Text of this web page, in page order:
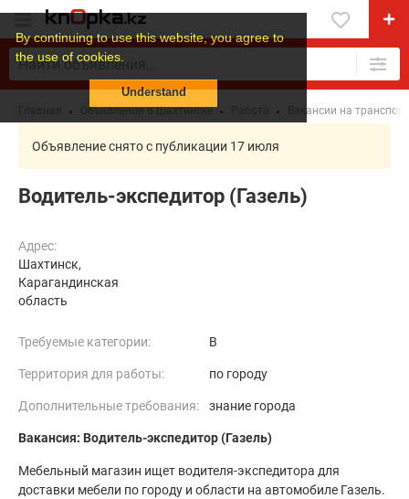
By continuing to use this website, you agree to
the use of cookies.
Understand
Объявления в Шахтинске Вакансии на
Объявление снято с публикации 17 июля
Водитель-экспедитор (Газель)
Адрес:
Шахтинск,
Карагандинская
область
Требуемые категории: B
Территория для работы: по городу
Дополнительные требования: знание города
Вакансия: Водитель-экспедитор (Газель)
Мебельный магазин ищет водителя-экспедитора для
доставки мебели по городу и области на автомобиле Газель.